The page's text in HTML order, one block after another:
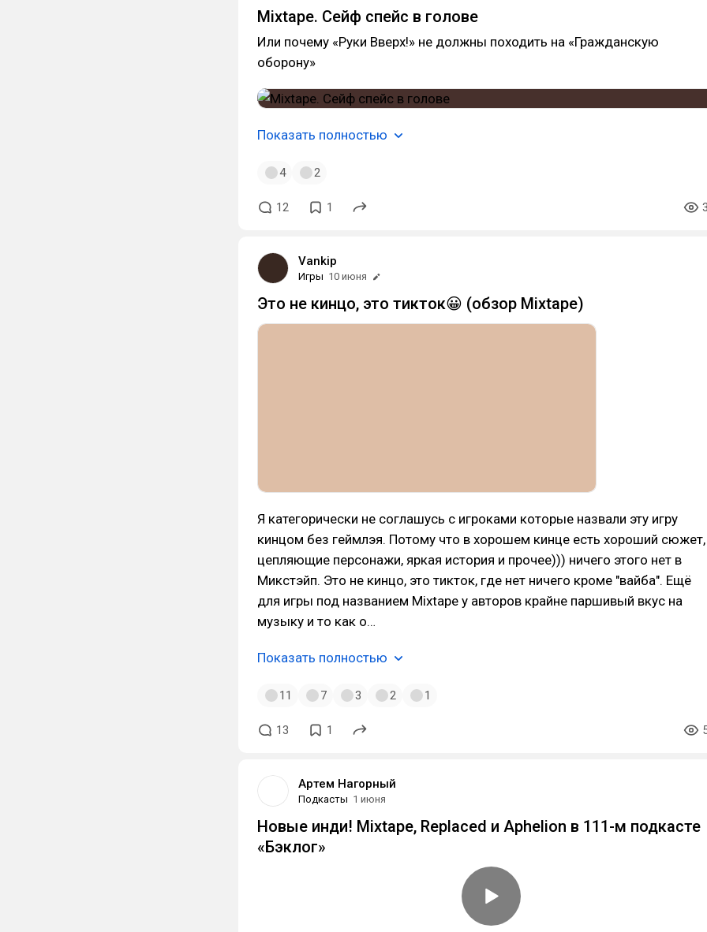
Mixtape. Сейф спейс в голове
Или почему «Руки Вверх!» не должны походить на «Гражданскую
оборону»
Показать полностью
4 2
12 1
Vankip
Игры 10 июня
Это не кинцо, это тикток😀 (обзор Mixtape)
Я категорически не соглашусь с игроками которые назвали эту игру
кинцом без геймлэя. Потому что в хорошем кинце есть хороший сюжет,
цепляющие персонажи, яркая история и прочее))) ничего этого нет в
Микстэйп. Это не кинцо, это тикток, где нет ничего кроме "вайба". Ещё
для игры под названием Mixtape у авторов крайне паршивый вкус на
музыку и то как о…
Показать полностью
11 7 3 2 1
13 1
Артем Нагорный
Подкасты 1 июня
Новые инди! Mixtape, Replaced и Aphelion в 111-м подкасте
«Бэклог»